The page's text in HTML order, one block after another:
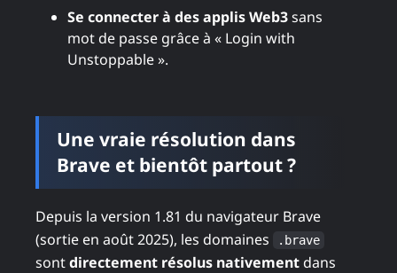
Se connecter à des applis Web3sans
mot de passe grâce à « Login with
Unstoppable ».
Une vraie résolution dans
Brave et bientôt partout ?
Depuis la version 1.81 du navigateur Brave
(sortie en août 2025), les domaines
.brave
sontdirectement résolus nativement dans